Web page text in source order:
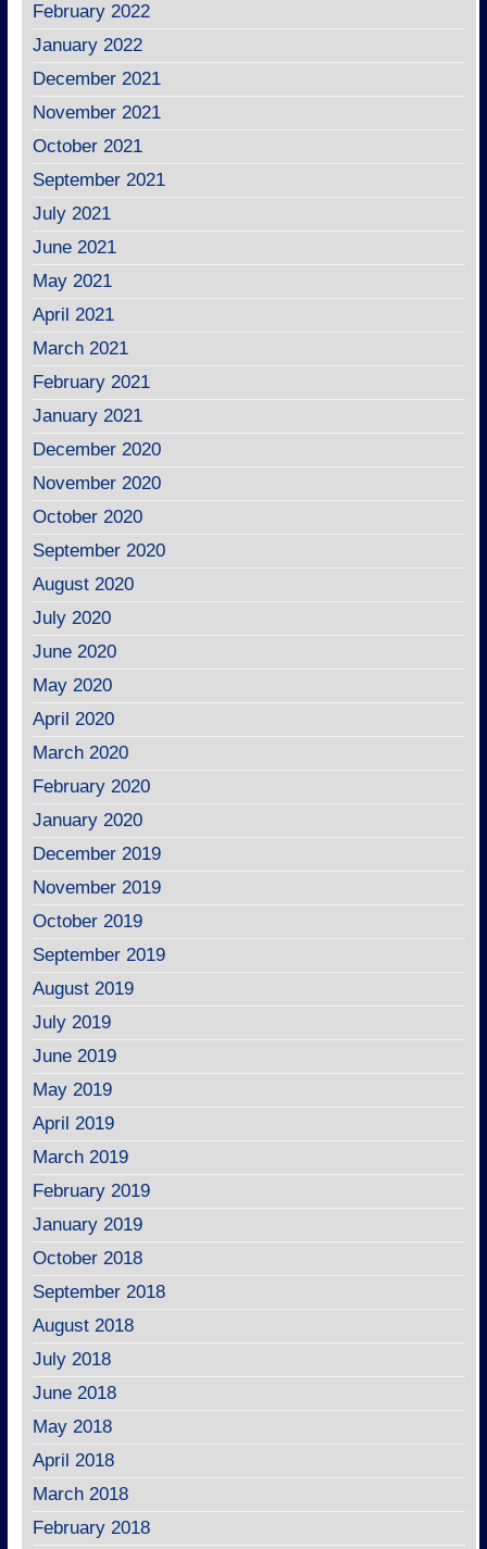
February 2022
January 2022
December 2021
November 2021
October 2021
September 2021
July 2021
June 2021
May 2021
April 2021
March 2021
February 2021
January 2021
December 2020
November 2020
October 2020
September 2020
August 2020
July 2020
June 2020
May 2020
April 2020
March 2020
February 2020
January 2020
December 2019
November 2019
October 2019
September 2019
August 2019
July 2019
June 2019
May 2019
April 2019
March 2019
February 2019
January 2019
October 2018
September 2018
August 2018
July 2018
June 2018
May 2018
April 2018
March 2018
February 2018